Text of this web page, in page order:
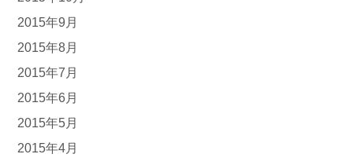
2015年9月
2015年8月
2015年7月
2015年6月
2015年5月
2015年4月